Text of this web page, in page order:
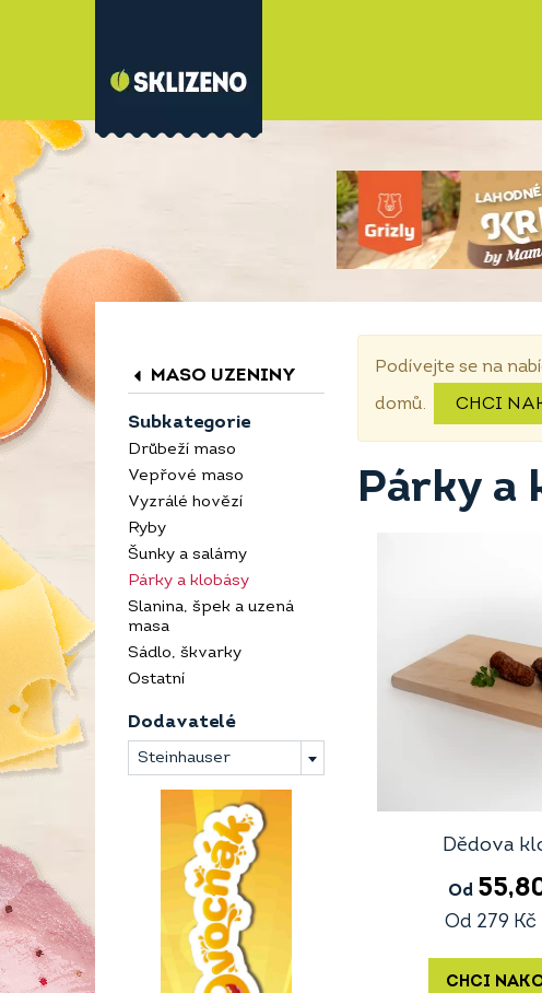
MASO UZENINY
Subkategorie
Drůbeží maso
Vepřové maso
Vyzrálé hovězí
Ryby
Šunky a salámy
Párky a klobásy
Slanina, špek a uzená
masa
Sádlo, škvarky
Ostatní
Dodavatelé
Steinhauser
Podívejte se na
domů. CHCI
Párky a
Dědova
Od
Od 279 Kč
CHCI